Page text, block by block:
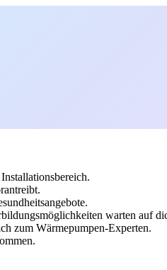
warten auf
zum Wärmepumpen-Experten.